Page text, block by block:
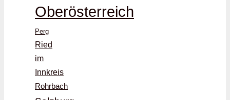
Oberösterreich
Perg
Ried
im
Innkreis
Rohrbach